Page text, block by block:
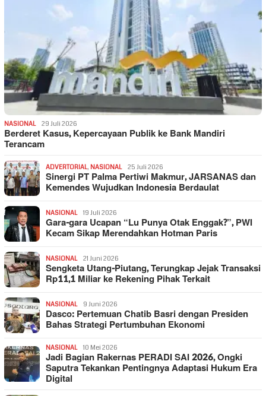
NASIONAL 29 Juli 2026
Berderet Kasus, Kepercayaan Publik ke Bank Mandiri
Terancam
ADVERTORIAL, NASIONAL 25 Juli 2026
Sinergi PT Palma Pertiwi Makmur, JARSANAS dan
Kemendes Wujudkan Indonesia Berdaulat
NASIONAL 19 Juli 2026
Gara-gara Ucapan “Lu Punya Otak Enggak?”, PWI
Kecam Sikap Merendahkan Hotman Paris
NASIONAL 21 Juni 2026
Sengketa Utang-Piutang, Terungkap Jejak Transaksi
Rp11,1 Miliar ke Rekening Pihak Terkait
NASIONAL 9 Juni 2026
Dasco: Pertemuan Chatib Basri dengan Presiden
Bahas Strategi Pertumbuhan Ekonomi
NASIONAL 10 Mei 2026
Jadi Bagian Rakernas PERADI SAI 2026, Ongki
Saputra Tekankan Pentingnya Adaptasi Hukum Era
Digital